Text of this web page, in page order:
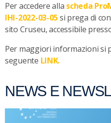
Per accedere alla scheda
IHI-2022-03-05si prega di
sito Cruseu, accessibile
Per maggiori informazioni si
seguente LINK.
NEWS E